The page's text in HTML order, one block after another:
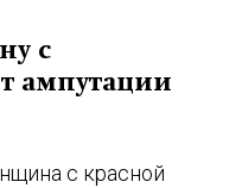
с
ампутации
с красной